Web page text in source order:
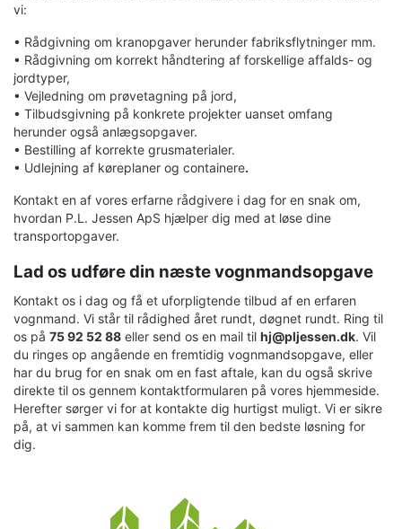
vi:
• Rådgivning om kranopgaver herunder fabriksflytninger mm.
• Rådgivning om korrekt håndtering af forskellige affalds- og
jordtyper,
• Vejledning om prøvetagning på jord,
• Tilbudsgivning på konkrete projekter uanset omfang
herunder også anlægsopgaver.
• Bestilling af korrekte grusmaterialer.
• Udlejning af køreplaner og containere.
Kontakt en af vores erfarne rådgivere i dag for en snak om,
hvordan P.L. Jessen ApS hjælper dig med at løse dine
transportopgaver.
Lad os udføre din næste vognmandsopgave
Kontakt os i dag og få et uforpligtende tilbud af en erfaren
vognmand. Vi står til rådighed året rundt, døgnet rundt. Ring til
os på 75 92 52 88 eller send os en mail til hj@pljessen.dk. Vil
du ringes op angående en fremtidig vognmandsopgave, eller
har du brug for en snak om en fast aftale, kan du også skrive
direkte til os gennem kontaktformularen på vores hjemmeside.
Herefter sørger vi for at kontakte dig hurtigst muligt. Vi er sikre
på, at vi sammen kan komme frem til den bedste løsning for
dig.